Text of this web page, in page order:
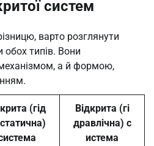
систем
варто розглянути
обох типів. Вони
а й формою,
(гід
Відкрита (гі
дравлічна) с
истема